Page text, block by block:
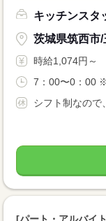
キッチンスタ
茨城県筑西市/
時給1,074円～
7：00〜0：00
シフト制なので